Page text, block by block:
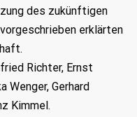
des zukünftigen
erklärten
Richter, Ernst
Wenger, Gerhard
Kimmel.